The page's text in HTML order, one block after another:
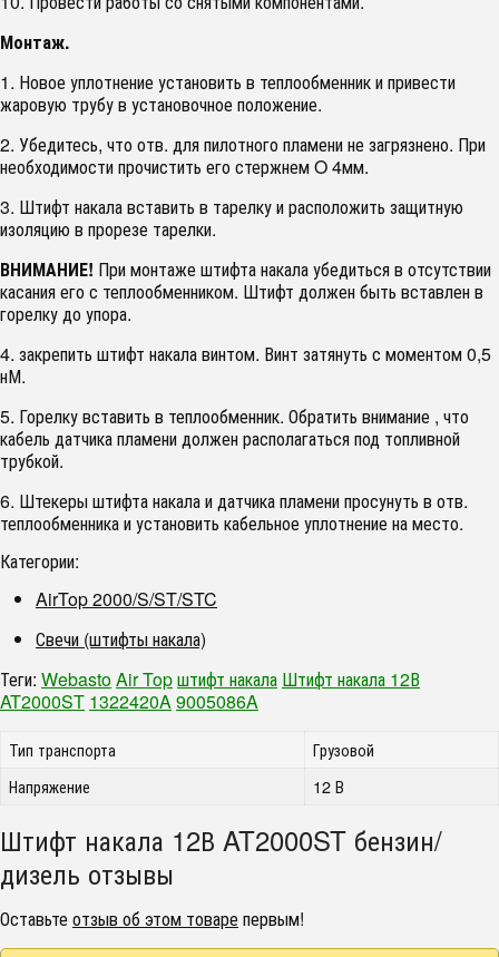
Монтаж.
1. Новое уплотнение установить в теплообменник и привести
жаровую трубу в установочное положение.
2. Убедитесь, что отв. для пилотного пламени не загрязнено. При
необходимости прочистить его стержнем O 4мм.
3. Штифт накала вставить в тарелку и расположить защитную
изоляцию в прорезе тарелки.
ВНИМАНИЕ! При монтаже штифта накала убедиться в отсутствии
касания его с теплообменником. Штифт должен быть вставлен в
горелку до упора.
4. закрепить штифт накала винтом. Винт затянуть с моментом 0,5
нМ.
5. Горелку вставить в теплообменник. Обратить внимание , что
кабель датчика пламени должен располагаться под топливной
трубкой.
6. Штекеры штифта накала и датчика пламени просунуть в отв.
теплообменника и установить кабельное уплотнение на место.
Категории:
AirTop 2000/S/ST/STC
Свечи (штифты накала)
Теги: WebastoAir Topштифт накала Штифт накала 12В
AT2000ST 1322420A9005086A
Тип транспорта
Грузовой
Напряжение
12 В
Штифт накала 12В AT2000ST бензин/
дизель отзывы
Оставьтеотзыв об этом товарепервым!